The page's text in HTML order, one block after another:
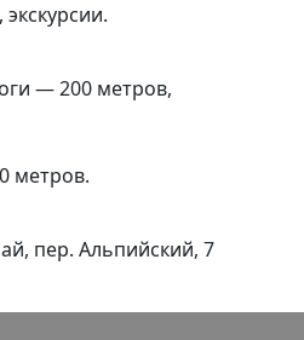
— 200 метров,
метров.
пер. Альпийский, 7